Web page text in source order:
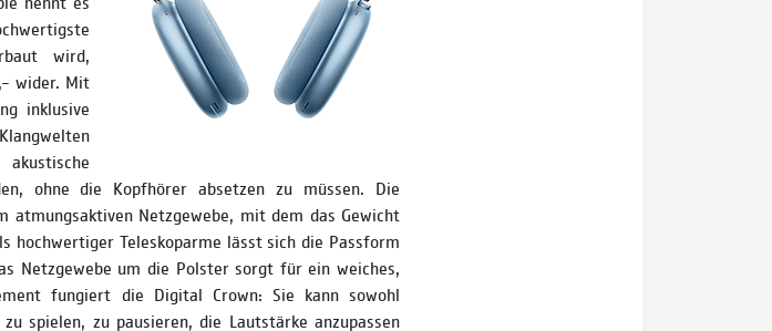
wird,
wider. Mit
inklusive
ohne die Kopfhörer absetzen zu müssen. Die
atmungsaktiven Netzgewebe, mit dem das Gewicht
Teleskoparme lässt sich die Passform
Netzgewebe um die Polster sorgt für ein weiches,
fungiert die Digital Crown: Sie kann sowohl
spielen, zu pausieren, die Lautstärke anzupassen